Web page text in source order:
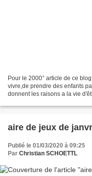
Pour le 2000° article de ce
vivre,de prendre des enfants
donnent les raisons a la vie
aire de jeux de
Publié le 01/03/2020 à 09:25
Par Christian SCHOETTL